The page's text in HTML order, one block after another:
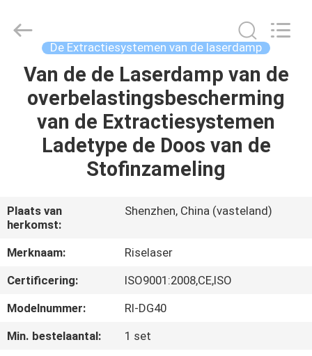
HUIS
PRODUCTEN
OVER
ONS
FABRIEKSRONDLEIDING
KWALITEITSCONTROLE
Technology
Reserved.
De Extractiesystemen van de laserdamp
Van de de Laserdamp van de
overbelastingsbescherming
van de Extractiesystemen
Ladetype de Doos van de
Stofinzameling
Plaats van
herkomst:
Shenzhen, China (vasteland)
Merknaam:
Riselaser
Certificering:
ISO9001:2008,CE,ISO
Modelnummer:
Rl-DG40
Min. bestelaantal:
1 set